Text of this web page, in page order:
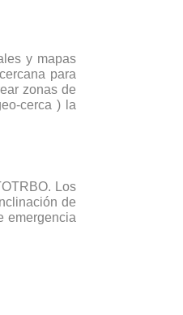
y mapas
para
zonas de
cerca ) la
Los
de
emergencia